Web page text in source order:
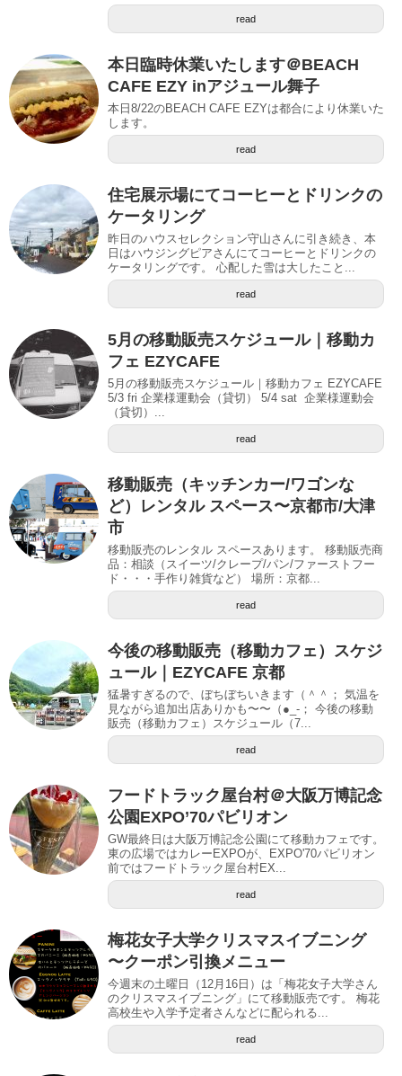
read
本日臨時休業いたします＠BEACH
CAFE EZY inアジュール舞子
本日8/22のBEACH CAFE EZYは都合により休業いた
します。
read
住宅展示場にてコーヒーとドリンクの
ケータリング
昨日のハウスセレクション守山さんに引き続き、本
日はハウジングピアさんにてコーヒーとドリンクの
ケータリングです。 心配した雪は大したこと...
read
5月の移動販売スケジュール｜移動カ
フェ EZYCAFE
5月の移動販売スケジュール｜移動カフェ EZYCAFE
5/3 fri 企業様運動会（貸切） 5/4 sat 企業様運動会
（貸切）...
read
移動販売（キッチンカー/ワゴンな
ど）レンタル スペース〜京都市/大津
市
移動販売のレンタル スペースあります。 移動販売商
品：相談（スイーツ/クレープ/パン/ファーストフー
ド・・・手作り雑貨など） 場所：京都...
read
今後の移動販売（移動カフェ）スケジ
ュール｜EZYCAFE 京都
猛暑すぎるので、ぼちぼちいきます（＾＾； 気温を
見ながら追加出店ありかも〜〜（●_-； 今後の移動
販売（移動カフェ）スケジュール（7...
read
フードトラック屋台村＠大阪万博記念
公園EXPO’70パビリオン
GW最終日は大阪万博記念公園にて移動カフェです。
東の広場ではカレーEXPOが、EXPO'70パビリオン
前ではフードトラック屋台村EX...
read
梅花女子大学クリスマスイブニング
〜クーポン引換メニュー
今週末の土曜日（12月16日）は「梅花女子大学さん
のクリスマスイブニング」にて移動販売です。 梅花
高校生や入学予定者さんなどに配られる...
read